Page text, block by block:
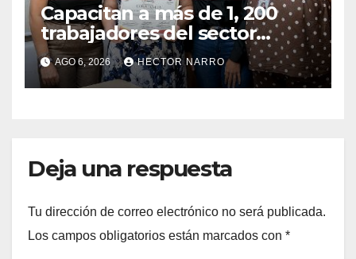
Capacitan a más de 1, 200
trabajadores del sector
hotelero en derechos
humanos y respeto laboral
en Los Cabos
AGO 6, 2026 HECTOR NARRO
Deja una respuesta
Tu dirección de correo electrónico no será publicada.
Los campos obligatorios están marcados con *